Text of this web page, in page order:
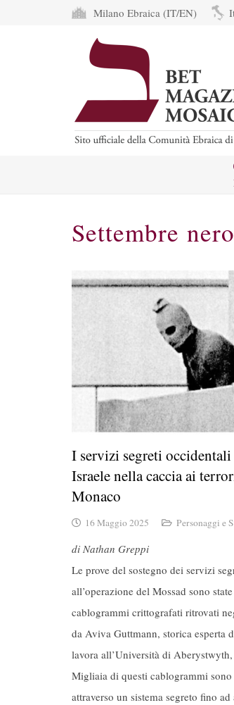
Milano Ebraica (IT/EN)
Settembre nero
I servizi segreti
Israele nella caccia ai
Monaco
16 Maggio 2025 Personaggi e
di Nathan Greppi
Le prove del sostegno dei servizi
all’operazione del Mossad sono
cablogrammi crittografati ritrovati
da Aviva Guttmann, storica esperta
lavora all’Università di
Migliaia di questi cablogrammi
attraverso un sistema segreto fino